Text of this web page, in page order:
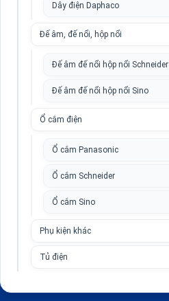
Dây điện Daphaco
Đế âm, đế nổi, hộp nổi
Đế âm đế nổi hộp nổi Schneider
Đế âm đế nổi hộp nổi Sino
Ổ cắm điện
Ổ cắm Panasonic
Ổ cắm Schneider
Ổ cắm Sino
Phụ kiện khác
Tủ điện